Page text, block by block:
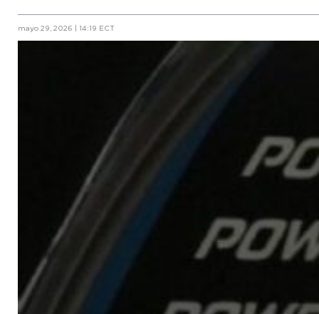
mayo 29, 2026 | 14:19 ECT